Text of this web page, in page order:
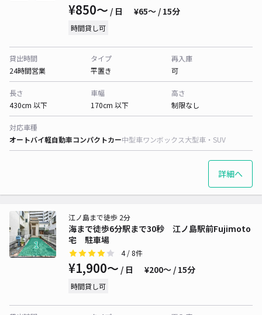
¥850〜 / 日 ¥65〜 / 15分
時間貸し可
貸出時間
24時間営業
タイプ
平置き
再入庫
可
長さ
430cm 以下
車幅
170cm 以下
高さ
制限なし
対応車種
オートバイ軽自動車コンパクトカー中型車ワンボックス大型車・SUV
詳細へ
海まで徒歩6分駅まで30秒 江ノ島駅前Fujimoto
宅 駐車場
江ノ島まで徒歩 2分
4/ 8件
¥1,900〜 / 日 ¥200〜 / 15分
時間貸し可